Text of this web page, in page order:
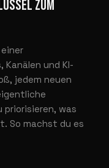
ZUM
Kanälen und KI-
jedem neuen
was
So machst du es